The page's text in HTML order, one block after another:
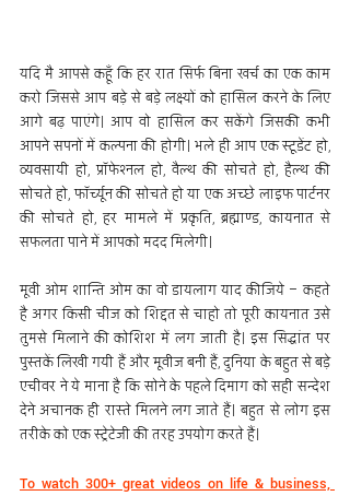
यदि मै आपसे कहूँ कि हर रात सिर्फ बिना खर्च का एक काम
करो जिससे आप बड़े से बड़े लक्ष्यों को हासिल करने के लिए
आगे बढ़ पाएंगे। आप वो हासिल कर सकेंगे जिसकी कभी
आपने सपनों में कल्पना की होगी। भले ही आप एक स्टूडेंट हो,
व्यवसायी हो, प्रॉफेश्नल हो, वैल्थ की सोचते हो, हैल्थ की
सोचते हो, फॉर्च्यून की सोचते हो या एक अच्छे लाइफ पार्टनर
की सोचते हो, हर मामले में प्रकृति, ब्रह्माण्ड, कायनात से
सफलता पाने में आपको मदद मिलेगी।
मूवी ओम शान्ति ओम का वो डायलाग याद कीजिये – कहते
है अगर किसी चीज को शिद्दत से चाहो तो पूरी कायनात उसे
तुमसे मिलाने की कोशिश में लग जाती है। इस सिद्धांत पर
पुस्तकें लिखी गयी हैं और मूवीज बनी हैं, दुनिया के बहुत से बड़े
एचीवर ने ये माना है कि सोने के पहले दिमाग को सही सन्देश
देने अचानक ही रास्ते मिलने लग जाते हैं। बहुत से लोग इस
तरीके को एक स्ट्रेटेजी की तरह उपयोग करते हैं।
To watch 300+ great videos on life & business,